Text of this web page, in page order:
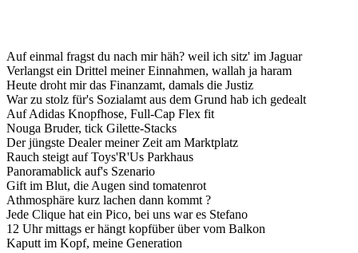
Auf einmal fragst du nach mir häh? weil ich sitz' im Jaguar
Verlangst ein Drittel meiner Einnahmen, wallah ja haram
Heute droht mir das Finanzamt, damals die Justiz
War zu stolz für's Sozialamt aus dem Grund hab ich gedealt
Auf Adidas Knopfhose, Full-Cap Flex fit
Nouga Bruder, tick Gilette-Stacks
Der jüngste Dealer meiner Zeit am Marktplatz
Rauch steigt auf Toys'R'Us Parkhaus
Panoramablick auf's Szenario
Gift im Blut, die Augen sind tomatenrot
Athmosphäre kurz lachen dann kommt ?
Jede Clique hat ein Pico, bei uns war es Stefano
12 Uhr mittags er hängt kopfüber über vom Balkon
Kaputt im Kopf, meine Generation